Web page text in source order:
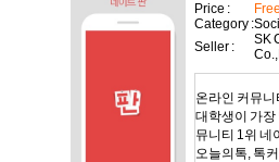
Price :
Free
Category :
Seller :
SK
온라인 커뮤
대학생이 가장
뮤니티 1위 네
오늘의톡, 톡